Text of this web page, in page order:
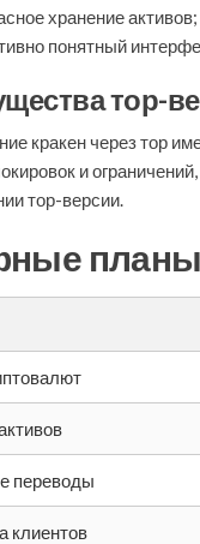
хранение активов;
понятный
тор-
кракен через тор
и
тор-версии.
планы
переводы
клиентов